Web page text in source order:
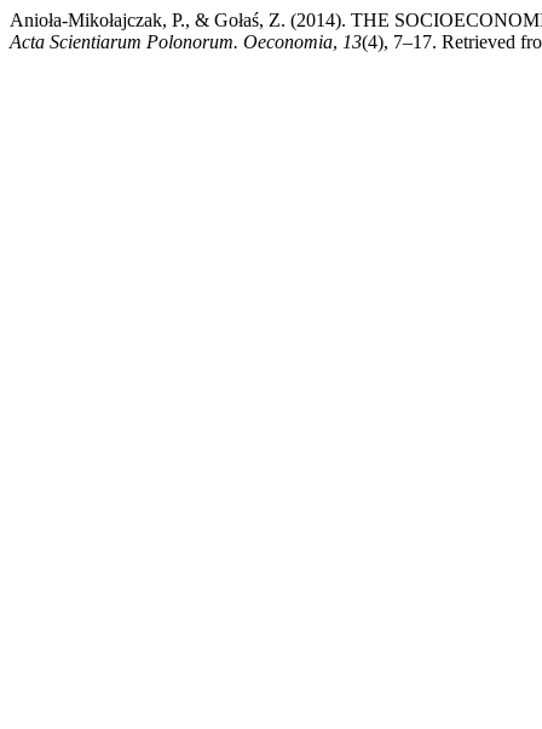
Anioła-Mikołajczak, P., & Gołaś, Z. (2014). THE
Acta Scientiarum Polonorum. Oeconomia, 13(4), 7–17. Retrieved